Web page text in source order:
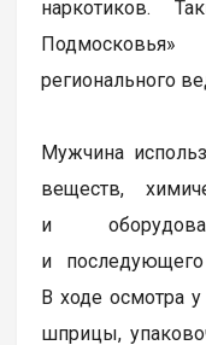
наркотиков.
регионального
Мужчина
веществ,
и
и последующего
В ходе осмотра
шприцы,